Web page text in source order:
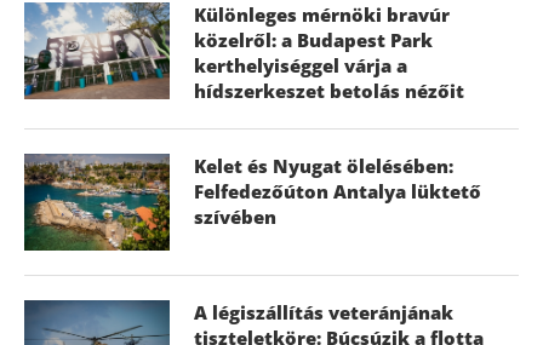
Különleges mérnöki bravúr
közelről: a Budapest Park
kerthelyiséggel várja a
hídszerkeszet betolás nézőit
Kelet és Nyugat ölelésében:
Felfedezőúton Antalya lüktető
szívében
A légiszállítás veteránjának
tiszteletköre: Búcsúzik a flotta